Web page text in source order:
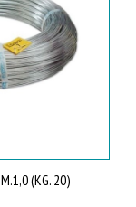
(KG. 20)